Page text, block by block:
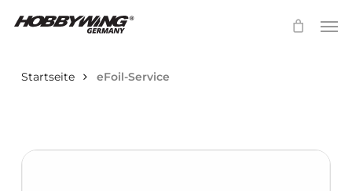
contentStartseite eFoil-Service